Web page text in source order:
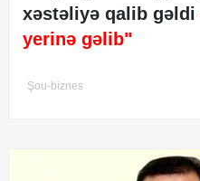
xəstəliyə qalib gəldi
yerinə gəlib"
Şou-biznes